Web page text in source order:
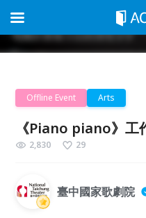
Offline Event Arts
《Piano piano》工
2,830 29
臺中國家歌劇院